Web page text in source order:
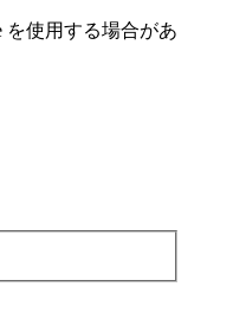
使⽤する場合があ